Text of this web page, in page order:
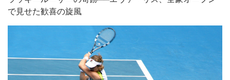
で見せた歓喜の旋風